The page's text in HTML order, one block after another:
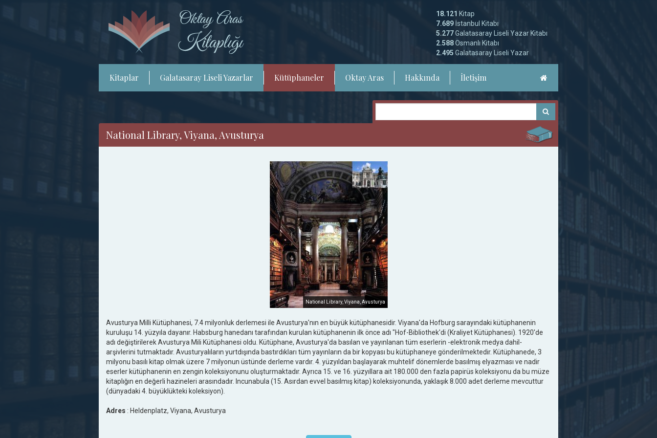
18.121 Kitap
7.689 İstanbul Kitabı
5.277Galatasaray Liseli Yazar Kitabı
2.588Osmanlı Kitabı
2.495 Galatasaray Liseli Yazar
Kitaplar Galatasaray Liseli Yazarlar Kütüphaneler Oktay Aras Hakkında İletişim
National Library, Viyana, Avusturya
National Library, Viyana, Avusturya
Avusturya Milli Kütüphanesi, 7.4 milyonluk derlemesi ile Avusturya'nın en büyük kütüphanesidir. Viyana'da Hofburg sarayındaki kütüphanenin
kuruluşu 14. yüzyıla dayanır. Habsburg hanedanı tarafından kurulan kütüphanenin ilk önce adı "Hof-Bibliothek'di (Kraliyet Kütüphanesi). 1920'de
adı değiştirilerek Avusturya Mili Kütüphanesi oldu. Kütüphane, Avusturya'da basılan ve yayınlanan tüm eserlerin -elektronik medya dahil-
arşivlerini tutmaktadır. Avusturyalıların yurtdışında bastırdıkları tüm yayınların da bir kopyası bu kütüphaneye gönderilmektedir. Kütüphanede, 3
milyonu basılı kitap olmak üzere 7 milyonun üstünde derleme vardır. 4. yüzyıldan başlayarak muhtelif dönemlerde basılmış elyazması ve nadir
eserler kütüphanenin en zengin koleksiyonunu oluşturmaktadır. Ayrıca 15. ve 16. yüzyıllara ait 180.000 den fazla papirüs koleksiyonu da bu müze
kitaplığın en değerli hazineleri arasındadır. Incunabula (15. Asırdan evvel basılmış kitap) koleksiyonunda, yaklaşık 8.000 adet derleme mevcuttur
(dünyadaki 4. büyüklükteki koleksiyon).
Adres : Heldenplatz, Viyana, Avusturya